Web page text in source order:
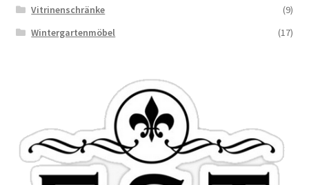
Vitrinenschränke
(9)
Wintergartenmöbel
(17)